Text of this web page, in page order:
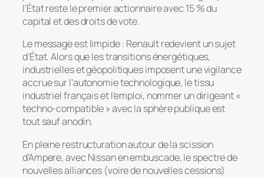
l’État reste le premier actionnaire avec 15 % du
capital et des droits de vote.
Le message est limpide : Renault redevient un sujet
d’État. Alors que les transitions énergétiques,
industrielles et géopolitiques imposent une vigilance
accrue sur l’autonomie technologique, le tissu
industriel français et l’emploi, nommer un dirigeant «
techno-compatible » avec la sphère publique est
tout sauf anodin.
En pleine restructuration autour de la scission
d’Ampere, avec Nissan en embuscade, le spectre de
nouvelles alliances (voire de nouvelles cessions)